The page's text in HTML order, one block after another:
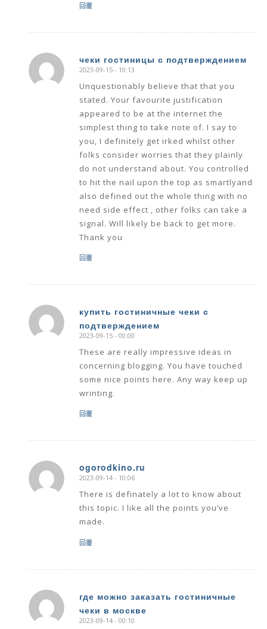
回覆
чеки гостиницы с подтверждением
says:
2023-09-15 - 10:13
Unquestionably believe that that you
stated. Your favourite justification
appeared to be at the internet the
simplest thing to take note of. I say to
you, I definitely get irked whilst other
folks consider worries that they plainly
do not understand about. You controlled
to hit the nail upon the top as smartlyand
also defined out the whole thing with no
need side effect , other folks can take a
signal. Will likely be back to get more.
Thank you
回覆
купить гостиничные чеки с
подтверждением
says:
2023-09-15 - 00:00
These are really impressive ideas in
concerning blogging. You have touched
some nice points here. Any way keep up
wrinting.
回覆
ogorodkino.ru
says:
2023-09-14 - 10:06
There is definately a lot to know about
this topic. I like all the points you’ve
made.
回覆
где можно заказать гостиничные
чеки в москве
says:
2023-09-14 - 00:10